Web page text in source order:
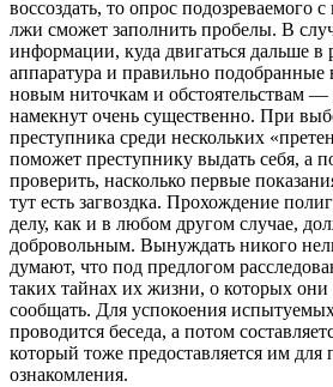
воссоздать, то опрос подозреваемого
лжи сможет заполнить пробелы. В
информации, куда двигаться дальше в
аппаратура и правильно подобранные
новым ниточкам и обстоятельствам
намекнут очень существенно. При
преступника среди нескольких
поможет преступнику выдать себя, а
проверить, насколько первые
тут есть загвоздка. Прохождение
делу, как и в любом другом случае,
добровольным. Вынуждать никого
думают, что под предлогом
таких тайнах их жизни, о которых они
сообщать. Для успокоения
проводится беседа, а потом
который тоже предоставляется им для
ознакомления.